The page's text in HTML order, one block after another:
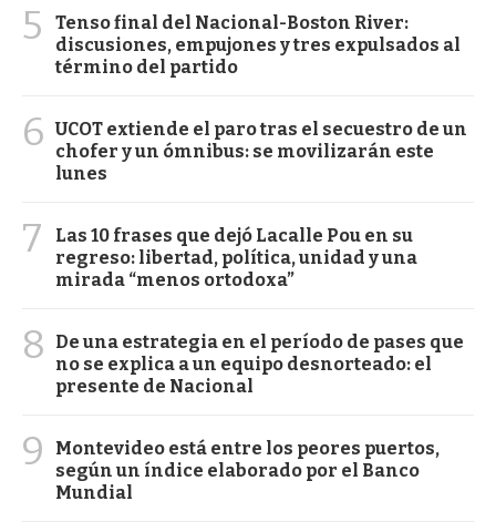
5
Tenso final del Nacional-Boston River:
discusiones, empujones y tres expulsados al
término del partido
6 UCOT extiende el paro tras el secuestro de un
chofer y un ómnibus: se movilizarán este
lunes
7
Las 10 frases que dejó Lacalle Pou en su
regreso: libertad, política, unidad y una
mirada “menos ortodoxa”
8
De una estrategia en el período de pases que
no se explica a un equipo desnorteado: el
presente de Nacional
9
Montevideo está entre los peores puertos,
según un índice elaborado por el Banco
Mundial